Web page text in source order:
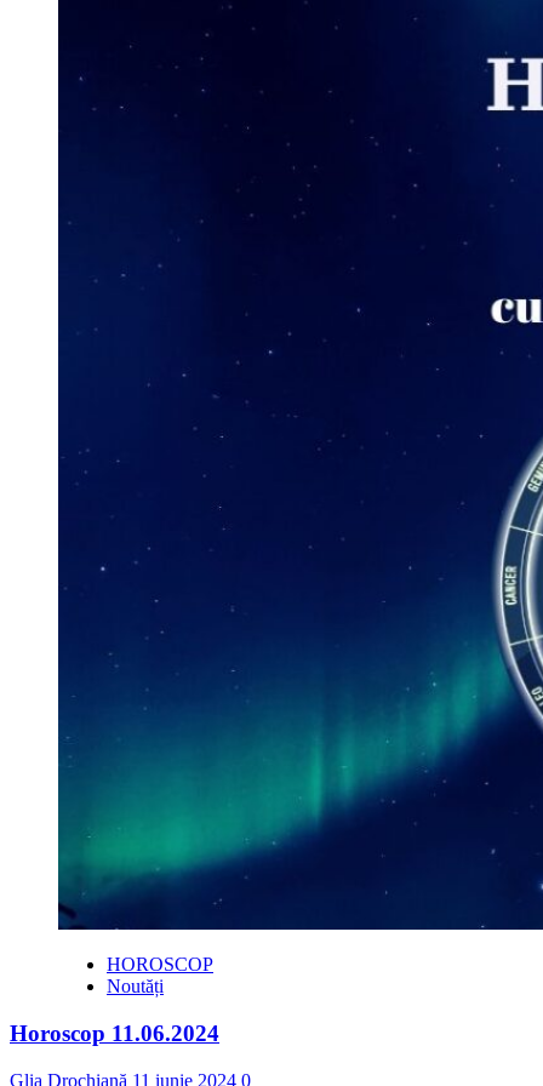
HOROSCOP
Noutăți
Horoscop 11.06.2024
Glia Drochiană 11 iunie 2024 0